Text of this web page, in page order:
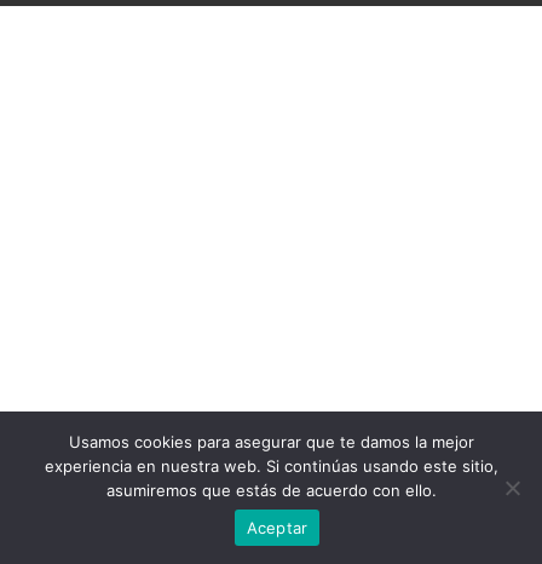
Usamos cookies para asegurar que te damos la mejor
experiencia en nuestra web. Si continúas usando este sitio,
asumiremos que estás de acuerdo con ello.
Aceptar